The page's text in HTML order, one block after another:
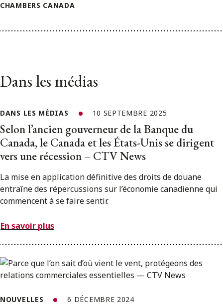
CHAMBERS CANADA
Dans les médias
DANS LES MÉDIAS 10 SEPTEMBRE 2025
Selon l’ancien gouverneur de la Banque du
Canada, le Canada et les États-Unis se dirigent
vers une récession – CTV News
La mise en application définitive des droits de douane
entraîne des répercussions sur l’économie canadienne qui
commencent à se faire sentir.
En savoir plus
NOUVELLES 6 DÉCEMBRE 2024